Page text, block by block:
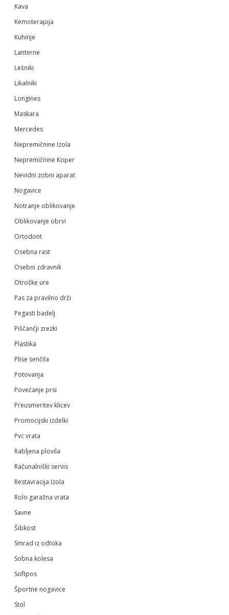
Kava
Kemoterapija
Kuhinje
Lanterne
Lešniki
Likalniki
Longines
Maskara
Mercedes
Nepremičnine Izola
Nepremičnine Koper
Nevidni zobni aparat
Nogavice
Notranje oblikovanje
Oblikovanje obrvi
Ortodont
Osebna rast
Osebni zdravnik
Otroške ure
Pas za pravilno drži
Pegasti badelj
Piščančji zrezki
Plastika
Plise senčila
Potovanja
Povečanje prsi
Preusmeritev klicev
Promocijski izdelki
Pvc vrata
Rabljena plovila
Računalniški servis
Restavracija Izola
Rolo garažna vrata
Savne
Šibkost
Smrad iz odtoka
Sobna kolesa
Softpos
Športne nogavice
Stol